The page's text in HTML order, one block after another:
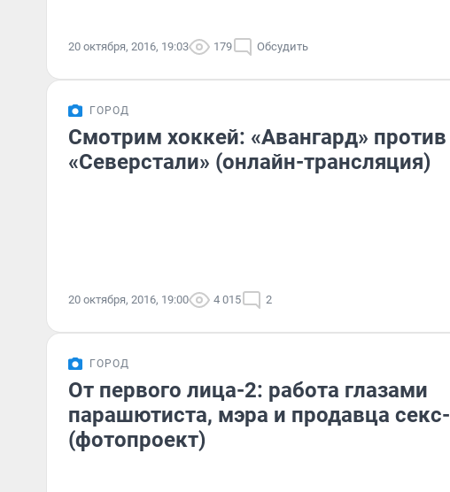
20 октября, 2016, 19:03 179 Обсудить
ГОРОД
Смотрим хоккей: «Авангард» против
«Северстали» (онлайн-трансляция)
20 октября, 2016, 19:00 4 015 2
ГОРОД
От первого лица-2: работа глазами
парашютиста, мэра и продавца
(фотопроект)